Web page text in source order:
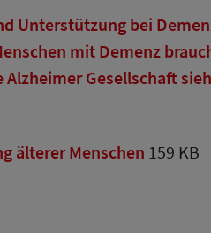
Unterstützung bei
mit Demenz
Alzheimer Gesellschaft
älterer Menschen 159 KB